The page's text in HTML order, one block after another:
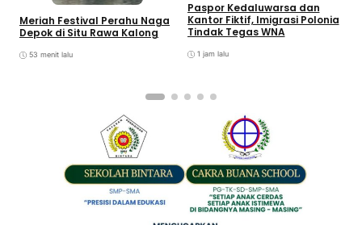
Meriah Festival Perahu Naga
Depok di Situ Rawa Kalong
53 menit lalu
Paspor Kedaluwarsa dan
Kantor Fiktif, Imigrasi Polonia
Tindak Tegas WNA
1 jam lalu